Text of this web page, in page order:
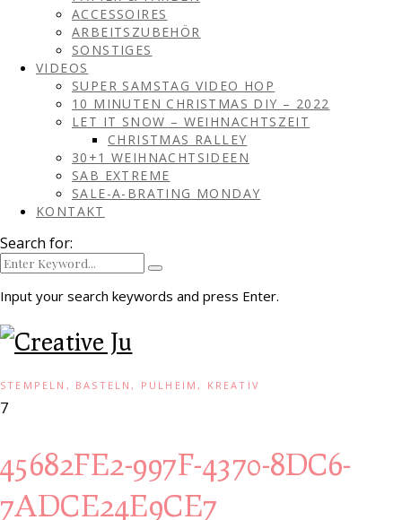
ACCESSOIRES
ARBEITSZUBEHÖR
SONSTIGES
VIDEOS
SUPER SAMSTAG VIDEO HOP
10 MINUTEN CHRISTMAS DIY – 2022
LET IT SNOW – WEIHNACHTSZEIT
CHRISTMAS RALLEY
30+1 WEIHNACHTSIDEEN
SAB EXTREME
SALE-A-BRATING MONDAY
KONTAKT
Search for:
Input your search keywords and press Enter.
STEMPELN, BASTELN, PULHEIM, KREATIV
7
45682FE2-997F-4370-8DC6-
7ADCE24E9CE7